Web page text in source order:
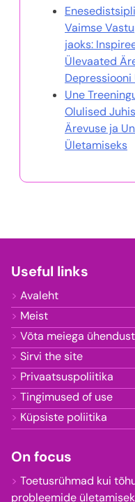
Vaimse
jaoks:
Ülevaated
Une
Olulised
Ärevuse ja
Ületamiseks
Useful links
Avaleht
Meist
Võta meiega ühendust
Sirvi the site
Privaatsuspoliitika
Tingimused of use
Küpsiste poliitika
On focus
Toetusrühmad kui
probleemide